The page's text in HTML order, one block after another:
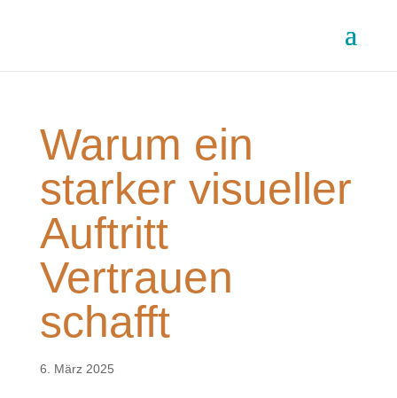
Warum ein
starker visueller
Auftritt
Vertrauen
schafft
6. März 2025